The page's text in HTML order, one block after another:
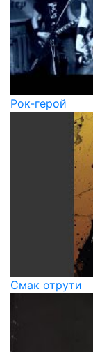
Рок-герой
Смак отрути